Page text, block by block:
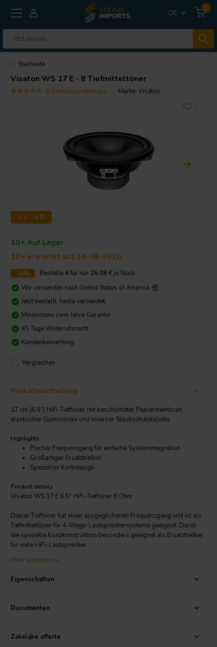
DE
0
Startseite
Visaton WS 17 E - 8 Tiefmitteltöner
6 klantbeoordelingen Marke:Visaton
6.5" | 8 Ω
10+ Auf Lager
10+ erwartet auf 14-08-2026
-5% Bestelle4 für nur 26,08 € je Stück
Wir versenden nach United States of America
Jetzt bestellt, heute versendet
Mindestens zwei Jahre Garantie
45 Tage Widerrufsrecht
Kundenbewertung:
Vergleichen
Produktbeschreibung
17 cm (6,5") HiFi-Tieftöner mit beschichteter Papiermembran,
elastischer Gummisicke und inverser Staubschutzkalotte.
Highlights
Flacher Frequenzgang für einfache Systemintegration
Großartiger Ersatztreiber
Spezielles Korbdesign
Product details
Visaton WS 17 E 6.5" HiFi-Tieftöner 8 Ohm
Dieser Tieftöner hat einen ausgeglichenen Frequenzgang und ist als
Tiefmitteltöner für 4-Wege-Lautsprechersysteme geeignet. Durch
die spezielle Korbkonstruktion besonders geeignet als Ersatztreiber
für viele HiFi-Lautsprecher.
Tieftöner in kleinen Zwei- und Drei-Wege-Lautsprechern, als Mittel-
Subwoofer im Kleinformat für PCs. Die Gummisicke und die
behandelte Papiermembran widerstehen Ermüdungserscheinungen
goldenen Zeitalters der Audiotechnik in den 1970er Jahren
entspricht. Dank seines niedrigen Fs kann dieser 6,5-Zoll-
Mehr anzeigen
Eigenschaften
Documenten
Zakelijke offerte